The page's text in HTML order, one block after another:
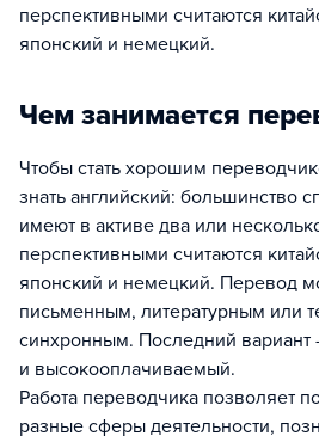
перспективными считаются
японский и немецкий.
Чем занимается
Чтобы стать хорошим
знать английский: большинство
имеют в активе два или
перспективными считаются
японский и немецкий. Перевод
письменным, литературным или
синхронным. Последний
и высокооплачиваемый.
Работа переводчика позволяет
разные сферы деятельности,